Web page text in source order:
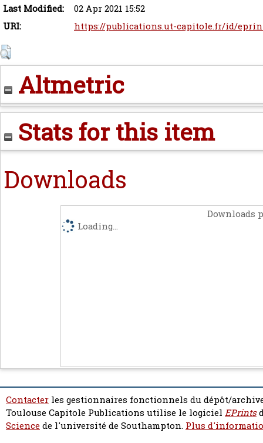
Last Modified:
02 Apr 2021 15:52
URI:
https://publications.ut-capitole.fr/id/
Altmetric
Stats for this item
Downloads
Downloads
Loading...
Contacter les gestionnaires fonctionnels du dépôt/
Toulouse Capitole Publications utilise le logiciel EPrints
Sciencede l'université de Southampton. Plus